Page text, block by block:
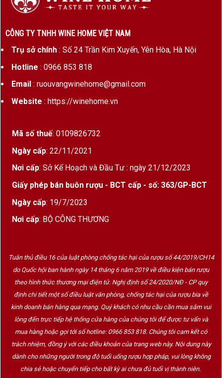
CÔNG TY TNHH WINE HOME VIỆT NAM
Trụ sở chính: Số 24 Trần Kim Xuyến, Yên Hòa, Hà Nội
Hotline : 0966 853 818
Email : ruouvangwinehome@gmail.com
Website : https://winehome.vn
Mã số thuế: 0109826732
Ngày cấp: 22/11/2021
Nơi cấp: Sở Kế Hoạch và Đầu Tư : ngày 21/12/2023
Giấy phép bán buôn rượu - BCT cấp - số: 363/GP-BCT
Ngày cấp: 19/7/2023
Nơi cấp: BỘ CÔNG THƯƠNG
Tuân thủ điều 16 của luật phòng chống tác hại của rượu số 44/2019/CH14
do Quốc hội ban hành ngày 14 tháng 6 năm 2019 về điều kiện bán rượu
theo hình thức thương mại điện tử. Nghị định số 24/2020/NĐ - CP quy
định chi tiết một số điều luật văn phòng, chống tác hại của rượu bia về
kinh doanh bán hàng qua mạng. Quý khách có nhu cầu cần mua sắm vui
lòng đến trực tiếp hệ thống cửa hàng của chúng tôi để được tư vấn và
mua hàng hoặc gọi tới số hotline: 0966 853 818. Chúng tôi cam kết có
trách nhiệm, đồng ý với các điều khoản của trang web này. Nội dung này
dành cho những người trong độ tuổi uống rượu hợp pháp, vui lòng không
chia sẻ hoặc chuyển tiếp cho bất kỳ ai chưa đủ tuổi vị thành niên.